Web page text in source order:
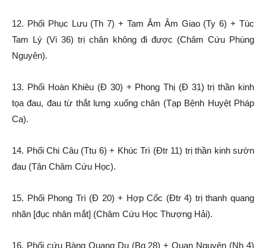
12. Phối Phục Lưu (Th 7) + Tam Âm Âm Giao (Ty 6) + Túc
Tam Lý (Vi 36) trị chân không đi được (Châm Cứu Phùng
Nguyên).
13. Phối Hoàn Khiêu (Đ 30) + Phong Thị (Đ 31) trị thần kinh
tọa đau, đau từ thắt lưng xuống chân (Tạp Bệnh Huyệt Pháp
Ca).
14. Phối Chi Câu (Ttu 6) + Khúc Trì (Đtr 11) trị thần kinh sườn
đau (Tân Châm Cứu Học).
15. Phối Phong Trì (Đ 20) + Hợp Cốc (Đtr 4) trị thanh quang
nhãn [đục nhân mắt] (Châm Cứu Học Thượng Hải).
16. Phối cứu Bàng Quang Du (Bq 28) + Quan Nguyên (Nh 4)